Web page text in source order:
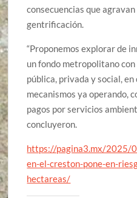
consecuencias que
gentrificación.
“Proponemos explorar de
un fondo metropolitano
pública, privada y social,
mecanismos ya operando,
pagos por servicios
concluyeron.
https://pagina3.mx/2025/
en-el-creston-pone-en-
hectareas/